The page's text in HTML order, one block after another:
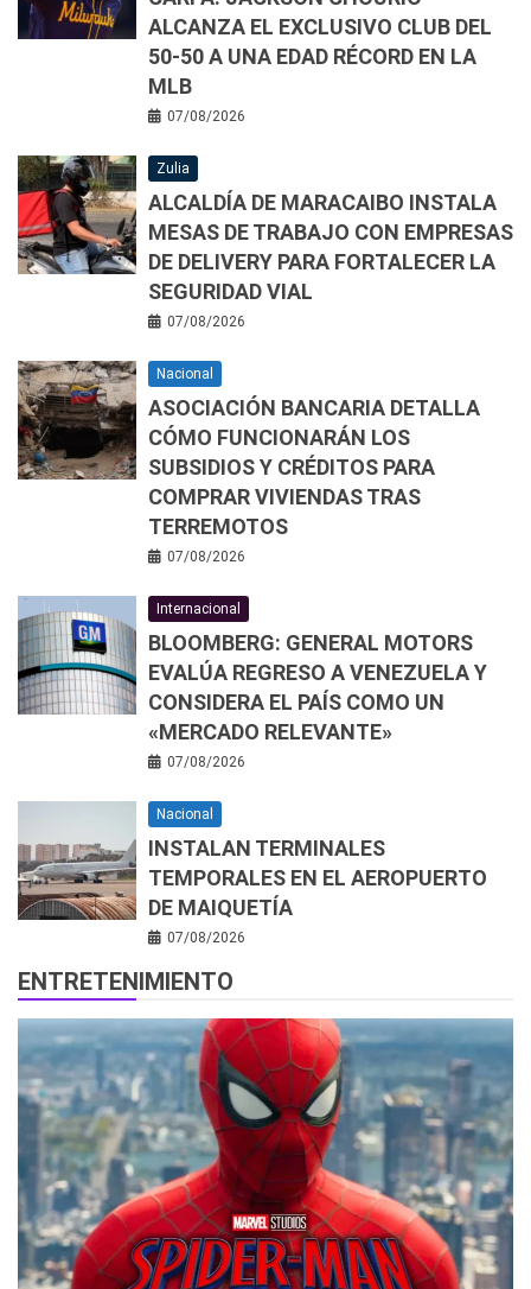
ALCANZA EL EXCLUSIVO CLUB DEL
50-50 A UNA EDAD RÉCORD EN LA
MLB
07/08/2026
Zulia
ALCALDÍA DE MARACAIBO INSTALA
MESAS DE TRABAJO CON EMPRESAS
DE DELIVERY PARA FORTALECER LA
SEGURIDAD VIAL
07/08/2026
Nacional
ASOCIACIÓN BANCARIA DETALLA
CÓMO FUNCIONARÁN LOS
SUBSIDIOS Y CRÉDITOS PARA
COMPRAR VIVIENDAS TRAS
TERREMOTOS
07/08/2026
Internacional
BLOOMBERG: GENERAL MOTORS
EVALÚA REGRESO A VENEZUELA Y
CONSIDERA EL PAÍS COMO UN
«MERCADO RELEVANTE»
07/08/2026
Nacional
INSTALAN TERMINALES
TEMPORALES EN EL AEROPUERTO
DE MAIQUETÍA
07/08/2026
ENTRETENIMIENTO